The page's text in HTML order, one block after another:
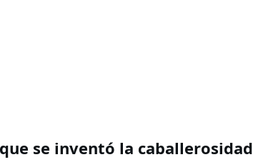
se inventó la caballerosidad